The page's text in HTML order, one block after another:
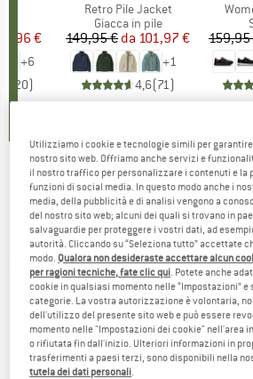
ridotto
€
+6
20)
Articolo
Retro Pile Jacket
Gruppo di prodotti
Giacca in pile
Prezzo
149,95 € Prezzo ridotto
da 101,97 €
+1
4,6(71)
159,95
PLAYSHOES - Kid's Aqua-
Einhornmeerkatze - Scarpe
acquatici
(0)
Utilizziamo i cookie e tecnologie simili per
nostro sito web. Offriamo anche servizi e
il nostro traffico per personalizzare i contenuti e la
funzioni di social media. In questo modo anche i
media, della pubblicità e di analisi vengono a
del nostro sito web; alcuni dei quali si trovano in
salvaguardie per proteggere i vostri dati, ad
autorità. Cliccando su “Seleziona tutto” accettate
modo. Qualora non desideraste accettare alcun
per ragioni tecniche, fate clic qui . Potete anche
cookie in qualsiasi momento nelle “Impostazioni”
categorie. La vostra autorizzazione è volontaria,
dell'utilizzo del presente sito web e può essere
momento nelle "Impostazioni dei cookie" nell'area
o rifiutata fin dall'inizio. Ulteriori informazioni in
trasferimenti a paesi terzi, sono disponibili nella
tutela dei dati personali